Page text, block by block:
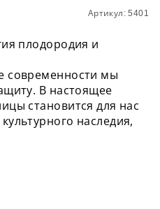
Артикул: 5401
плодородия и
современности мы
В настоящее
становится для нас
наследия,
семейного
и силу
говорит свою
полипропилен.